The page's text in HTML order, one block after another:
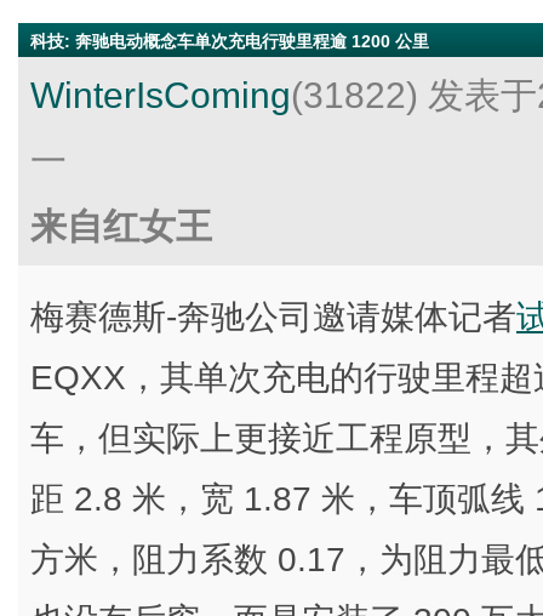
科技: 奔驰电动概念车单次充电行驶里程逾 1200 公里
WinterIsComing(31822) 发表
一
来自红女王
梅赛德斯-奔驰公司邀请媒体记者
EQXX，其单次充电的行驶里程
车，但实际上更接近工程原型，
距 2.8 米，宽 1.87 米，车顶弧
方米，阻力系数 0.17，为阻力最